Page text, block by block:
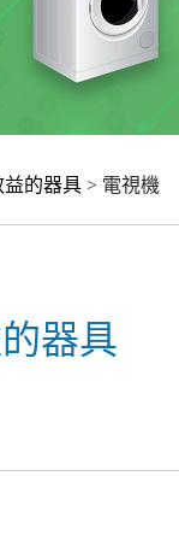
益的器具 > 電視機
器具